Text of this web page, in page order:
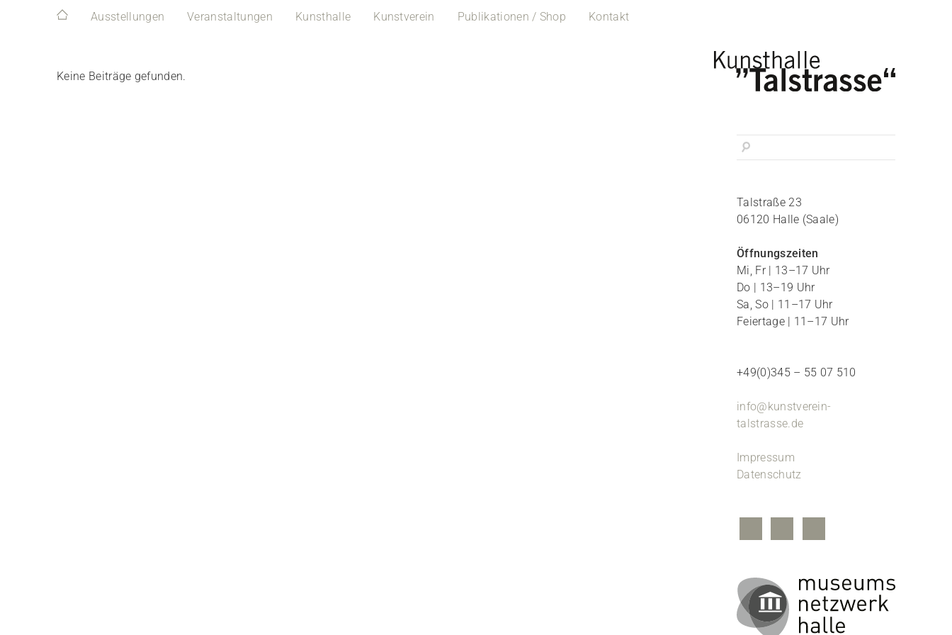
Ausstellungen Veranstaltungen Kunsthalle Kunstverein Publikationen / Shop Kontakt
Keine Beiträge gefunden.
Talstraße 23
06120 Halle (Saale)
Öffnungszeiten
Mi, Fr | 13–17 Uhr
Do | 13–19 Uhr
Sa, So | 11–17 Uhr
Feiertage | 11–17 Uhr
+49(0)345 – 55 07 510
info@kunstverein-
talstrasse.de
Impressum
Datenschutz